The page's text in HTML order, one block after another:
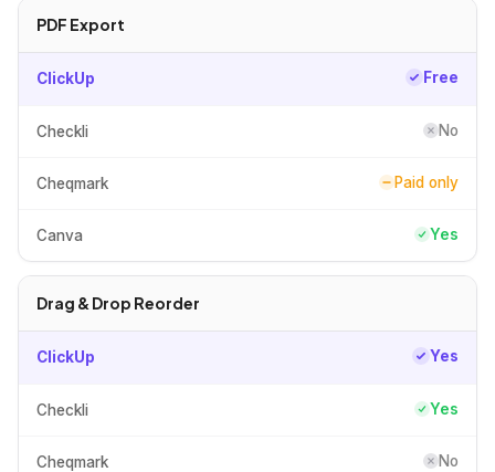
PDF Export
ClickUp Free
Checkli No
Cheqmark Paid only
Canva Yes
Drag & Drop Reorder
ClickUp Yes
Checkli Yes
Cheqmark No